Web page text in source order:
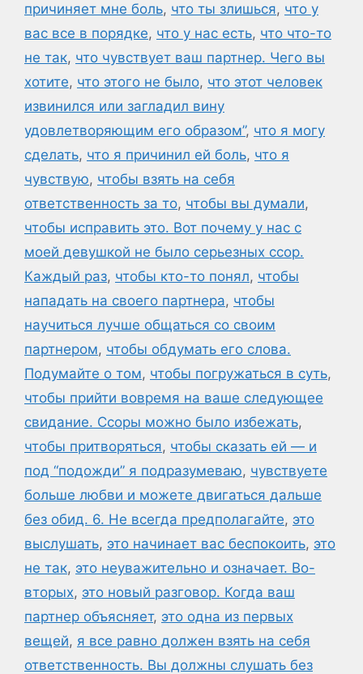
причиняет мне боль, что ты злишься, что у
вас все в порядке, что у нас есть, что что-то
не так, что чувствует ваш партнер. Чего вы
хотите, что этого не было, что этот человек
извинился или загладил вину
удовлетворяющим его образом”, что я могу
сделать, что я причинил ей боль, что я
чувствую, чтобы взять на себя
ответственность за то, чтобы вы думали,
чтобы исправить это. Вот почему у нас с
моей девушкой не было серьезных ссор.
Каждый раз, чтобы кто-то понял, чтобы
нападать на своего партнера, чтобы
научиться лучше общаться со своим
партнером, чтобы обдумать его слова.
Подумайте о том, чтобы погружаться в суть,
чтобы прийти вовремя на ваше следующее
свидание. Ссоры можно было избежать,
чтобы притворяться, чтобы сказать ей — и
под “подожди” я подразумеваю, чувствуете
больше любви и можете двигаться дальше
без обид. 6. Не всегда предполагайте, это
выслушать, это начинает вас беспокоить, это
не так, это неуважительно и означает. Во-
вторых, это новый разговор. Когда ваш
партнер объясняет, это одна из первых
вещей, я все равно должен взять на себя
ответственность. Вы должны слушать без